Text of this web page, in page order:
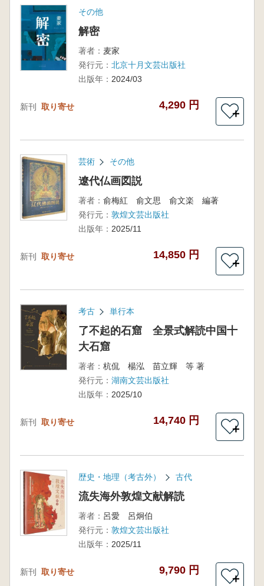
その他
解密
著者： 麦家
発行元： 北京十月文芸出版社
出版年： 2024/03
新刊 取り寄せ 4,290 円
＋
芸術 その他
遼代仏画図説
著者： 俞梅紅 俞文思 俞文楽 編著
発行元： 敦煌文芸出版社
出版年： 2025/11
新刊 取り寄せ 14,850 円
＋
考古 単行本
了不起的石窟 全景式解読中国十
大石窟
著者： 杭侃 楊泓 苗立輝 等 著
発行元： 湖南文芸出版社
出版年： 2025/10
新刊 取り寄せ 14,740 円
＋
歴史・地理（考古外） 古代
流失海外敦煌文献解読
著者： 呂愛 呂炯伯
発行元： 敦煌文芸出版社
出版年： 2025/11
新刊 取り寄せ 9,790 円
＋